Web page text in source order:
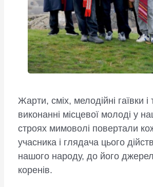
Жарти, сміх, мелодійні гаївки і
виконанні місцевої молоді у
строях мимоволі повертали
учасника і глядача цього
нашого народу, до його
коренів.